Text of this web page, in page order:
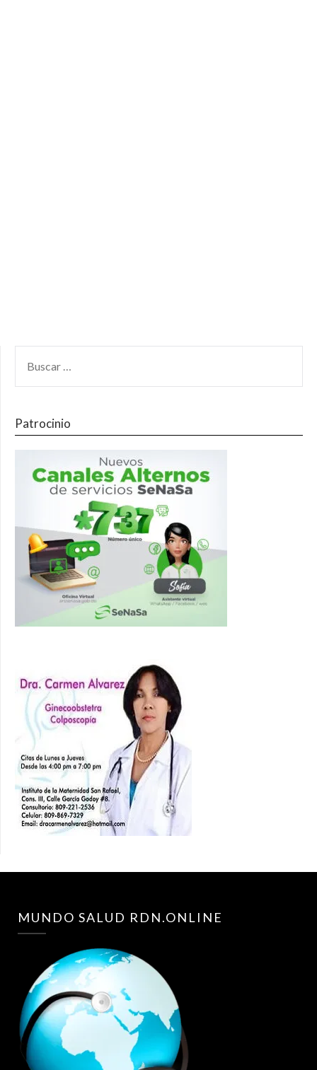
Patrocinio
MUNDO SALUD RDN.ONLINE